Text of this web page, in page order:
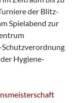
der Blitz-
Spielabend zur
Hygiene-